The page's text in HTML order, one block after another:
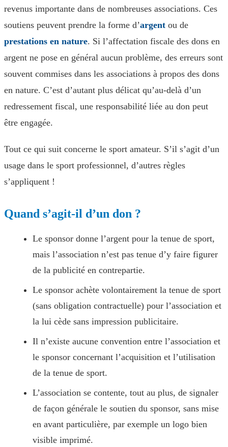
revenus importante dans de nombreuses associations. Ces
soutiens peuvent prendre la forme d’argent ou de
prestations en nature. Si l’affectation fiscale des dons en
argent ne pose en général aucun problème, des erreurs sont
souvent commises dans les associations à propos des dons
en nature. C’est d’autant plus délicat qu’au-delà d’un
redressement fiscal, une responsabilité liée au don peut
être engagée.
Tout ce qui suit concerne le sport amateur. S’il s’agit d’un
usage dans le sport professionnel, d’autres règles
s’appliquent !
Quand s’agit-il d’un don ?
Le sponsor donne l’argent pour la tenue de sport,
mais l’association n’est pas tenue d’y faire figurer
de la publicité en contrepartie.
Le sponsor achète volontairement la tenue de sport
(sans obligation contractuelle) pour l’association et
la lui cède sans impression publicitaire.
Il n’existe aucune convention entre l’association et
le sponsor concernant l’acquisition et l’utilisation
de la tenue de sport.
L’association se contente, tout au plus, de signaler
de façon générale le soutien du sponsor, sans mise
en avant particulière, par exemple un logo bien
visible imprimé.